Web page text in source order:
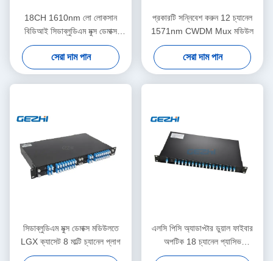
18CH 1610nm লো লোকসান
বিডিআই সিডাব্লুডিএম মুক্স ডেমাক্স
মডিউল
সেরা দাম পান
প্রকারটি সন্নিবেশ করুন 12 চ্যানেল
1571nm CWDM Mux মডিউল
সেরা দাম পান
সিডাব্লুডিএম মুক্স ডেমাক্স মডিউলতে
LGX ক্যাসেট 8 মাল্টি চ্যানেল প্লাগ
এলসি পিসি অ্যাডাপ্টার ডুয়াল ফাইবার
অপটিক 18 চ্যানেল প্যাসিভ
সিডাব্লুডিএম